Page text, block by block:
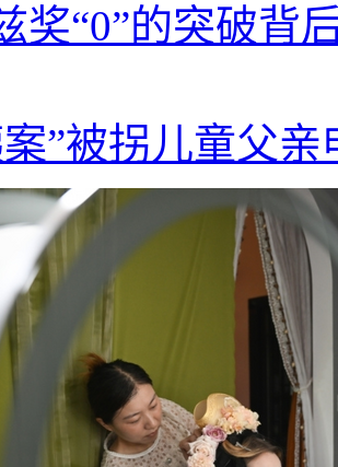
奖“0”的突破背
”被拐儿童父